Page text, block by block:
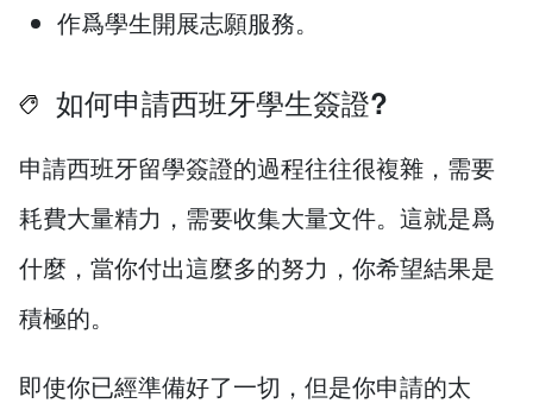
作爲學生開展志願服務。
如何申請西班牙學生簽證?
申請西班牙留學簽證的過程往往很複雜，需要
耗費大量精力，需要收集大量文件。這就是爲
什麼，當你付出這麼多的努力，你希望結果是
積極的。
即使你已經準備好了一切，但是你申請的太